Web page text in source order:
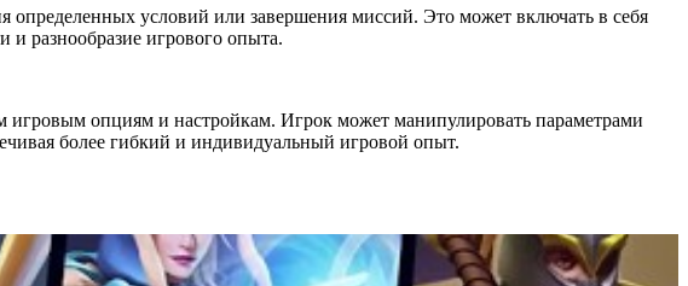
определенных условий или завершения миссий. Это может включать в себя
разнообразие игрового опыта.
опциям и настройкам. Игрок может манипулировать параметрами
более гибкий и индивидуальный игровой опыт.